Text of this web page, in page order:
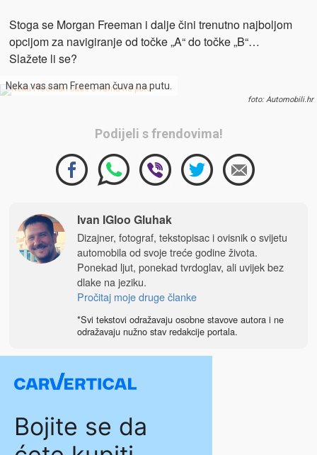
Stoga se Morgan Freeman i dalje čini trenutno najboljom
opcijom za navigiranje od točke „A“ do točke „B“…
Slažete li se?
Neka vas sam Freeman čuva na putu.
foto: Automobili.hr
Podijeli s frendovima!
Ivan IGloo Gluhak
Dizajner, fotograf, tekstopisac i ovisnik o svijetu
automobila od svoje treće godine života.
Ponekad ljut, ponekad tvrdoglav, ali uvijek bez
dlake na jeziku.
Pročitaj moje druge članke
*Svi tekstovi odražavaju osobne stavove autora i ne
odražavaju nužno stav redakcije portala.